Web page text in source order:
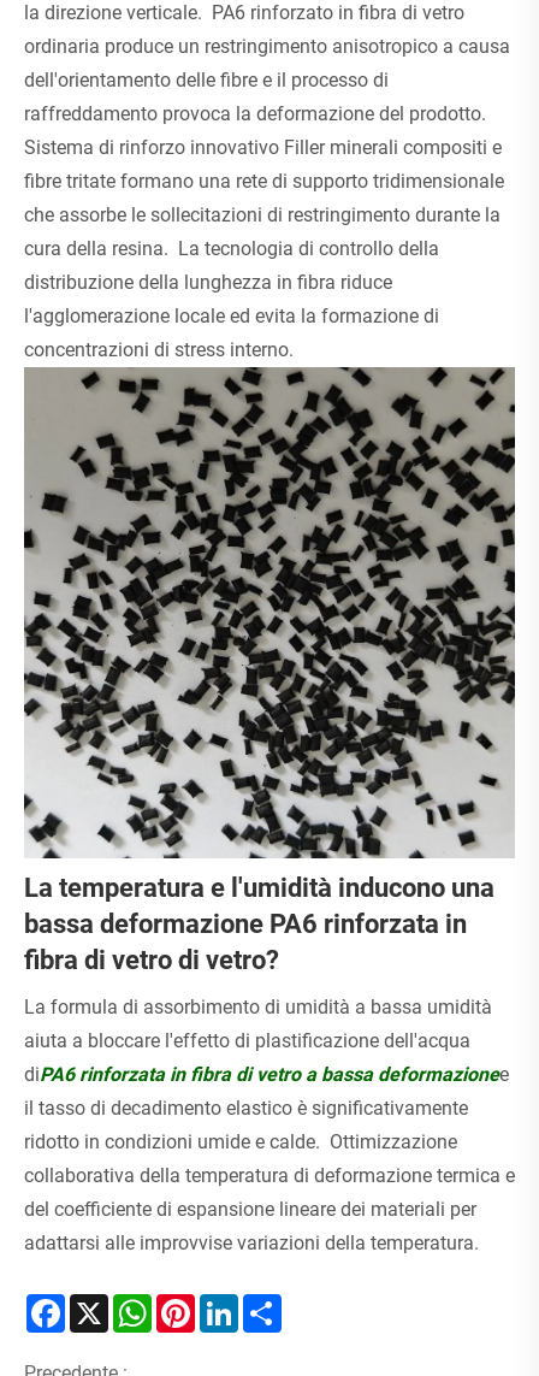
la direzione verticale. PA6 rinforzato in fibra di vetro
ordinaria produce un restringimento anisotropico a causa
dell'orientamento delle fibre e il processo di
raffreddamento provoca la deformazione del prodotto.
Sistema di rinforzo innovativo Filler minerali compositi e
fibre tritate formano una rete di supporto tridimensionale
che assorbe le sollecitazioni di restringimento durante la
cura della resina. La tecnologia di controllo della
distribuzione della lunghezza in fibra riduce
l'agglomerazione locale ed evita la formazione di
concentrazioni di stress interno.
La temperatura e l'umidità inducono una
bassa deformazione PA6 rinforzata in
fibra di vetro di vetro?
La formula di assorbimento di umidità a bassa umidità
aiuta a bloccare l'effetto di plastificazione dell'acqua
diPA6 rinforzata in fibra di vetro a bassa deformazionee
il tasso di decadimento elastico è significativamente
ridotto in condizioni umide e calde. Ottimizzazione
collaborativa della temperatura di deformazione termica e
del coefficiente di espansione lineare dei materiali per
adattarsi alle improvvise variazioni della temperatura.
Facebook
X WhatsAppPinterestLinkedIn